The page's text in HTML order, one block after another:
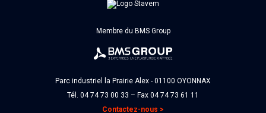
Membre du BMS Group
Parc industriel la Prairie Alex - 01100 OYONNAX
Tél. 04 74 73 00 33 – Fax 04 74 73 61 11
Contactez-nous >